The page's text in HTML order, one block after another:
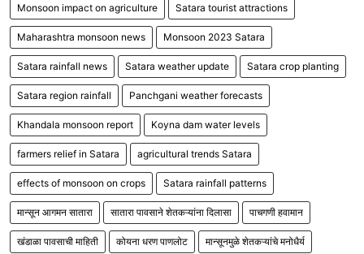
Monsoon impact on agriculture Satara tourist attractions
Maharashtra monsoon news Monsoon 2023 Satara
Satara rainfall news Satara weather update Satara crop planting
Satara region rainfall Panchgani weather forecasts
Khandala monsoon report Koyna dam water levels
farmers relief in Satara agricultural trends Satara
effects of monsoon on crops Satara rainfall patterns
मान्सून आगमन सातारा सातारा पावसाने शेतकऱ्यांना दिलासा पाचगणी हवामान
खंडाळा पावसाची माहिती कोयना धरण पाणलोट मान्सूनमुळे शेतकऱ्यांचे मनोधैर्य